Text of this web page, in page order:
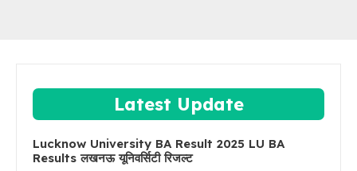
Latest Update
Lucknow University BA Result 2025 LU BA
Results लखनऊ यूनिवर्सिटी रिजल्ट